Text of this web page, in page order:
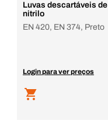
Luvas descartáveis de
nitrilo
EN 420, EN 374, Preto
Login para ver preços